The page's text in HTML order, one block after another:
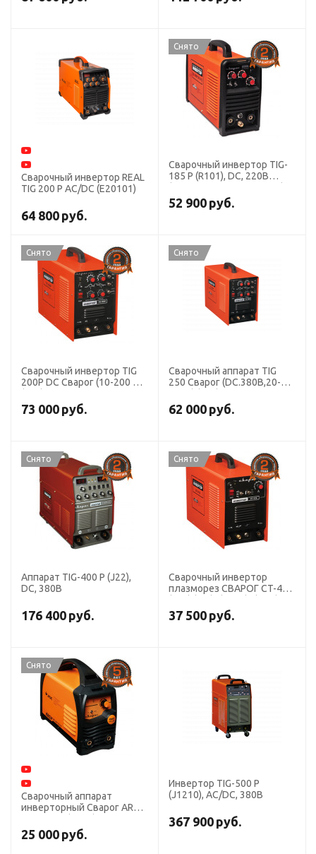
Сварочный инвертор REAL
TIG 200 P AC/DC (E20101)
64 800 руб.
Снято
Сварочный инвертор TIG-
185 P (R101), DC, 220В
52 900 руб.
Снято
Сварочный инвертор TIG
200P DC Сварог (10-200 А)
73 000 руб.
Снято
Сварочный аппарат TIG
250 Сварог (DC.380В,20-
62 000 руб.
Снято
Аппарат TIG-400 P (J22),
DC, 380В
176 400 руб.
Снято
Сварочный инвертор
плазморез СВАРОГ CT-416
220 В
37 500 руб.
Снято
Сварочный аппарат
инверторный Сварог ARC
25 000 руб.
Инвертор TIG-500 P
(J1210), AC/DC, 380В
367 900 руб.